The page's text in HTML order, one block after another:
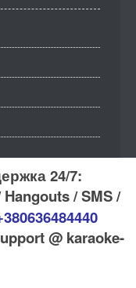
24/7:
/ SMS /
@ karaoke-